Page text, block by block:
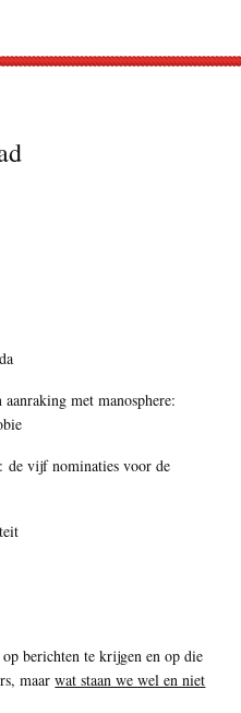
met manosphere:
vijf nominaties voor de
berichten te krijgen en op die
maarwat staan we wel en niet